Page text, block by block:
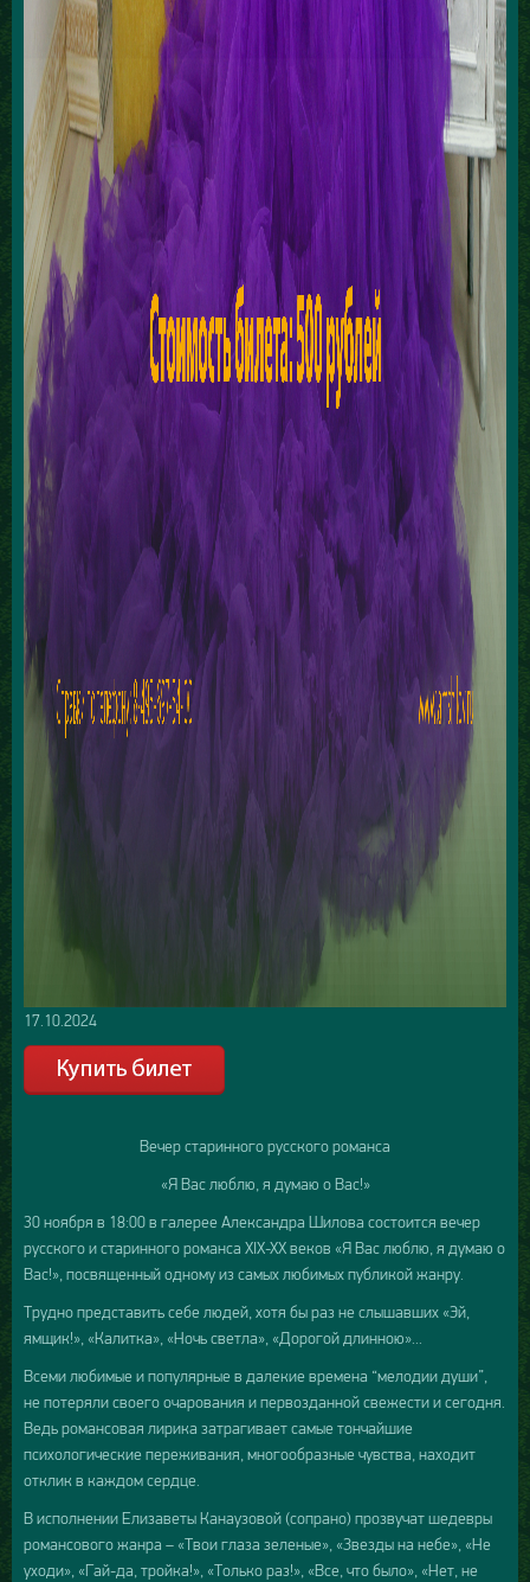
17.10.2024
Вечер старинного русского романса
«Я Вас люблю, я думаю о Вас!»
30 ноября в 18:00 в галерее Александра Шилова состоится вечер
русского и старинного романса XIX-XX веков «Я Вас люблю, я думаю о
Вас!», посвященный одному из самых любимых публикой жанру.
Трудно представить себе людей, хотя бы раз не слышавших «Эй,
ямщик!», «Калитка», «Ночь светла», «Дорогой длинною»...
Всеми любимые и популярные в далекие времена “мелодии души”,
не потеряли своего очарования и первозданной свежести и сегодня.
Ведь романсовая лирика затрагивает самые тончайшие
психологические переживания, многообразные чувства, находит
отклик в каждом сердце.
В исполнении Елизаветы Канаузовой (сопрано) прозвучат шедевры
романсового жанра – «Твои глаза зеленые», «Звезды на небе», «Не
уходи», «Гай-да, тройка!», «Только раз!», «Все, что было», «Нет, не